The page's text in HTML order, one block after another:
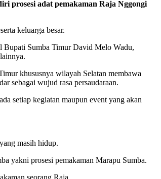
prosesi adat pemakaman Raja Nggongi
keluarga besar.
Bupati Sumba Timur David Melo Wadu,
khususnya wilayah Selatan membawa
sebagai wujud rasa persaudaraan.
setiap kegiatan maupun event yang akan
masih hidup.
yakni prosesi pemakaman Marapu Sumba.
seorang Raja.